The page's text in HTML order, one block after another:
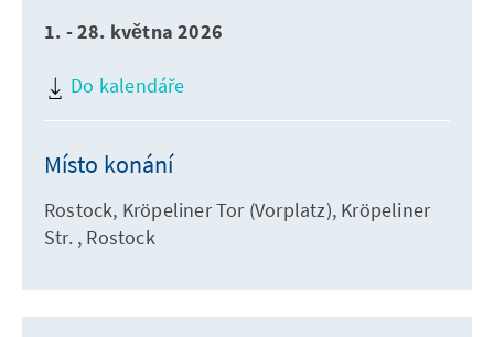
1. - 28. května 2026
Do kalendáře
Místo konání
Rostock, Kröpeliner Tor (Vorplatz), Kröpeliner
Str. , Rostock